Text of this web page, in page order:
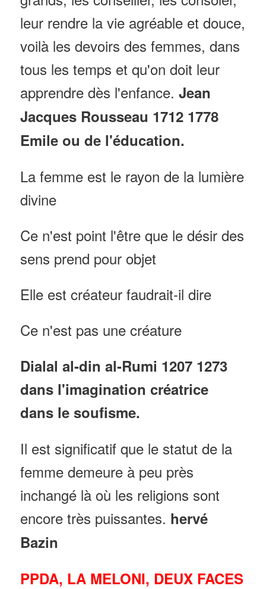
leur rendre la vie agréable et douce,
voilà les devoirs des femmes, dans
tous les temps et qu'on doit leur
apprendre dès l'enfance.Jean
Jacques Rousseau 1712 1778
Emile ou de l'éducation.
La femme est le rayon de la lumière
divine
Ce n'est point l'être que le désir des
sens prend pour objet
Elle est créateur faudrait-il dire
Ce n'est pas une créature
Dialal al-din al-Rumi 1207 1273
dans l'imagination créatrice
dans le soufisme.
Il est significatif que le statut de la
femme demeure à peu près
inchangé là où les religions sont
encore très puissantes. hervé
Bazin
PPDA, LA MELONI, DEUX FACES